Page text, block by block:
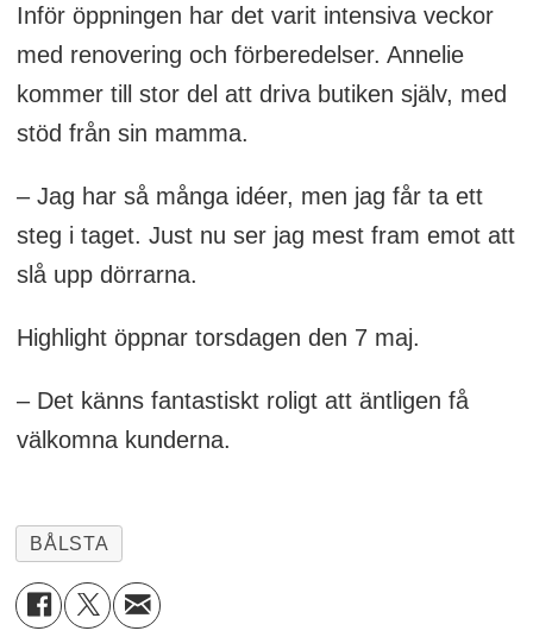
Inför öppningen har det varit intensiva veckor
med renovering och förberedelser. Annelie
kommer till stor del att driva butiken själv, med
stöd från sin mamma.
– Jag har så många idéer, men jag får ta ett
steg i taget. Just nu ser jag mest fram emot att
slå upp dörrarna.
Highlight öppnar torsdagen den 7 maj.
– Det känns fantastiskt roligt att äntligen få
välkomna kunderna.
BÅLSTA